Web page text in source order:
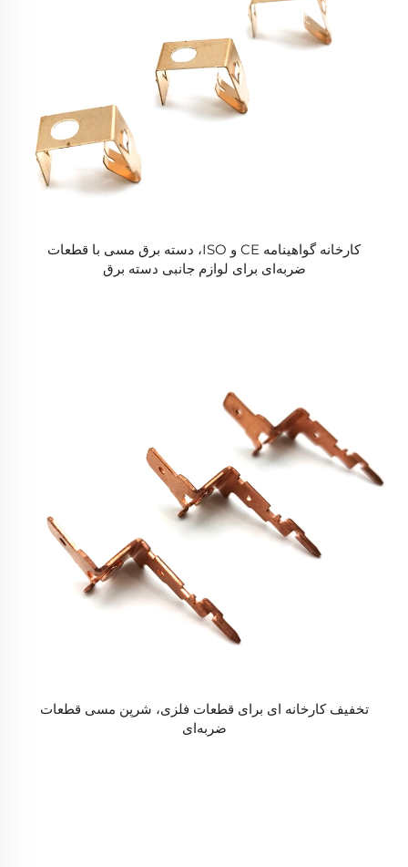
کارخانه گواهینامه CE و ISO، دسته برق مسی با قطعات
ضربه‌ای برای لوازم جانبی دسته برق
تخفیف کارخانه ای برای قطعات فلزی، شرپن مسی قطعات
ضربه‌ای